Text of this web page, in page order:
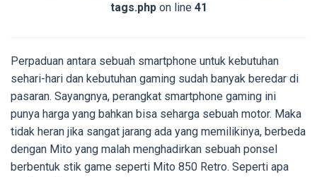
tags.phpon line 41
Perpaduan antara sebuah smartphone untuk kebutuhan
sehari-hari dan kebutuhan gaming sudah banyak beredar di
pasaran. Sayangnya, perangkat smartphone gaming ini
punya harga yang bahkan bisa seharga sebuah motor. Maka
tidak heran jika sangat jarang ada yang memilikinya, berbeda
dengan Mito yang malah menghadirkan sebuah ponsel
berbentuk stik game seperti Mito 850 Retro. Seperti apa